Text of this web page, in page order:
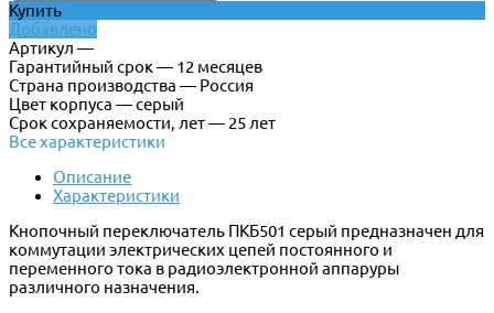
Купить
Добавлено
Артикул —
Гарантийный срок — 12 месяцев
Страна производства — Россия
Цвет корпуса — серый
Срок сохраняемости, лет — 25 лет
Все характеристики
Описание
Характеристики
Кнопочный переключатель ПКБ501 серый предназначен для
коммутации электрических цепей постоянного и
переменного тока в радиоэлектронной аппаруры
различного назначения.